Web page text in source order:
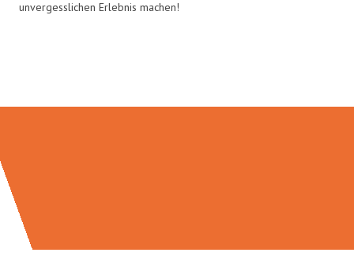
unvergesslichen Erlebnis machen!